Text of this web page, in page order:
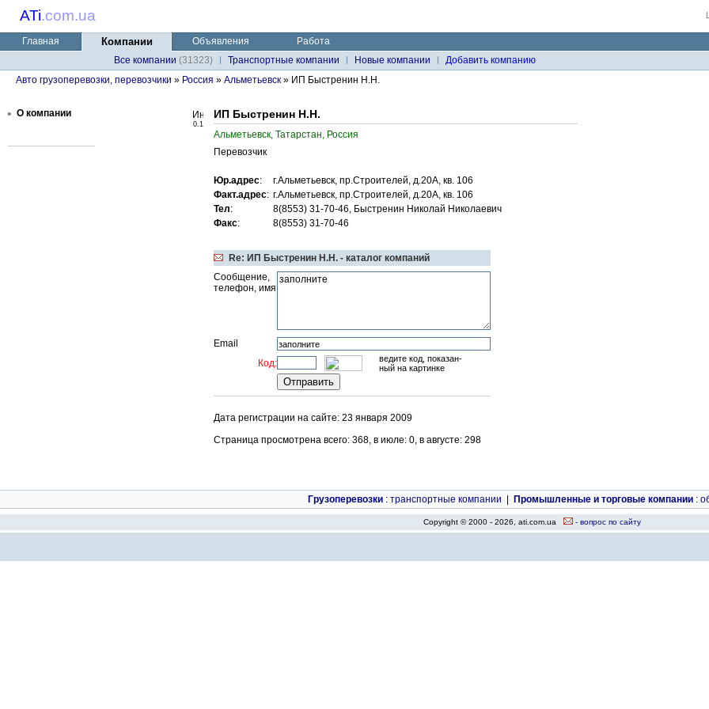
ATi.com.ua
Главная Компании Объявления
Работа
Все компании (31323) Транспортные компании Новые компании
Добавить компанию
Авто грузоперевозки, перевозчики » Россия » Альметьевск » ИП Быстренин Н.Н.
• О компании
0.1
ИП Быстренин Н.Н.
Альметьевск, Татарстан, Россия
Перевозчик
Юр.адрес:
г.Альметьевск, пр.Строителей, д.20А, кв. 106
Факт.адрес: г.Альметьевск, пр.Строителей, д.20А, кв. 106
Тел:
8(8553) 31-70-46, Быстренин Николай Николаевич
Факс: 8(8553) 31-70-46
Re: ИП Быстренин Н.Н. - каталог компаний
Сообщение,
телефон, имя
Email
Код:
ведите код, показан-
ный на картинке
Дата регистрации на сайте: 23 января 2009
Страница просмотрена всего: 368, в июле: 0, в августе: 298
Грузоперевозки : транспортные компании Промышленные и торговые компании :
Copyright © 2000 - 2026, ati.com.ua - вопрос по сайту